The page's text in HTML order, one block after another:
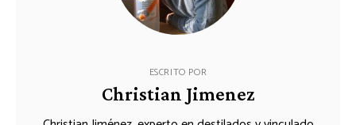
ESCRITO POR
Christian Jimenez